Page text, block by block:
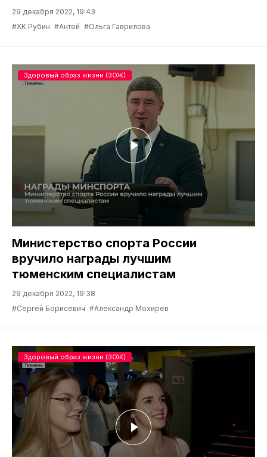
29 декабря 2022, 19:43
#ХК Рубин #Антей #Ольга Гаврилова
Министерство спорта России
вручило награды лучшим
тюменским специалистам
29 декабря 2022, 19:38
#Сергей Борисевич #Александр Мохирев
Здоровый образ жизни (ЗОЖ)
Здоровый образ жизни (ЗОЖ)